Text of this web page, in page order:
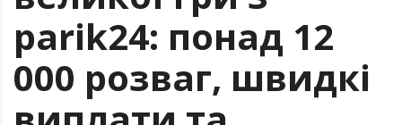
parik24: понад 12
000 розваг, швидкі